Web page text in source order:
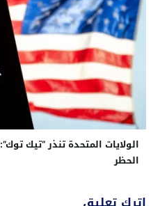
الولايات المتحدة تنذر “تيك
الحظر